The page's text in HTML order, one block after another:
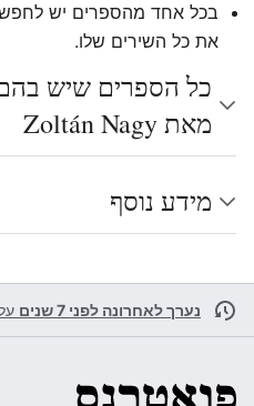
בכל אחד מהספרים יש
את כל השירים שלו.
כל הספרים שיש
מאת Zoltán Nagy
מידע נוסף
נערך לאחרונה לפני 7 שנים